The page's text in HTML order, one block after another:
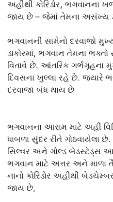
અહીંથી કોરિડોર, ભગવાનના
જાય છે – જેમાં તેમના અસંખ્ય
ભગવાનની સામેનો દરવાજો
ડાકોરમાં, ભગવાન તેમના
વિતાવે છે. આંતરિક ગર્ભગૃહના
દિવસના ખુલ્લા રહે છે. જ્યારે
દરવાજા બંધ થાય છે
ભગવાનના આરામ માટે અહીં
ધાબળા સુંદર રીતે ગોઠવાયેલા
સિલ્વર અને ગોલ્ડ બેડસ્ટેડ્સ
ભગવાન માટે અત્તર અને માળા
નાનો કોરિડોર અહીંથી
જાય છે,